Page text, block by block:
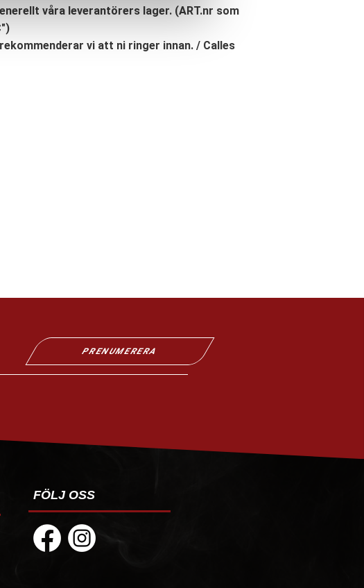
våra leverantörers lager. (ART.nr som
vi att ni ringer innan. / Calles
PRENUMERERA
FÖLJ OSS